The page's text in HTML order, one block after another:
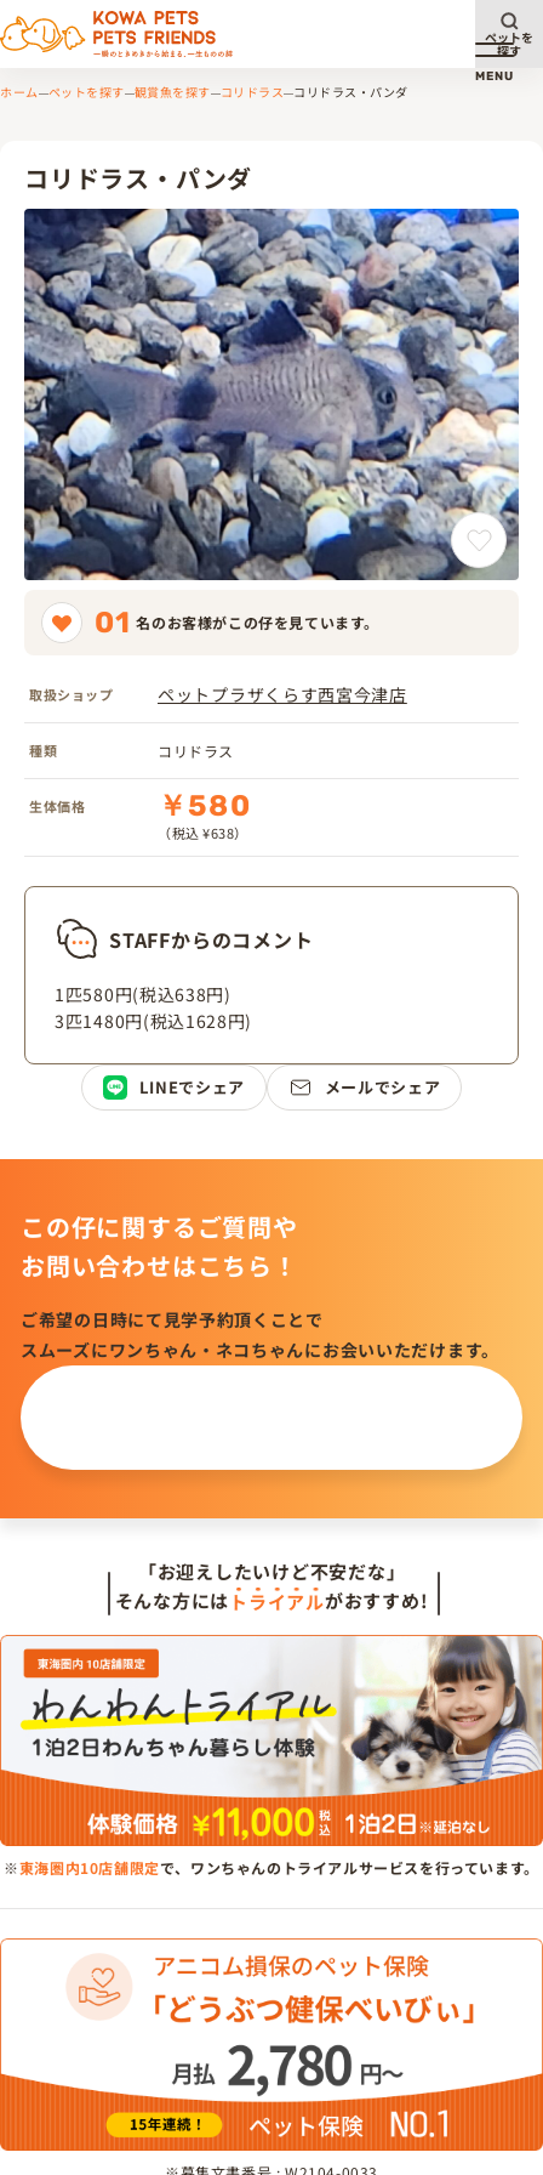
メニ
MENU
ペットを
探す
ホーム ペットを探す 観賞魚を探す コリドラス コリドラス・パンダ
コリドラス・パンダ
01 名のお客様がこの仔を見ています。
取扱ショップ ペットプラザくらす西宮今津店
種類 コリドラス
生体価格 ￥580
（税込 ¥638）
STAFFからのコメント
1匹580円(税込638円)
3匹1480円(税込1628円)
LINEでシェア メールでシェア
この仔に関するご質問や
お問い合わせはこちら！
ご希望の日時にて見学予約頂くことで
スムーズにワンちゃん・ネコちゃんにお会いいただけます。
「お迎えしたいけど不安だな」
そんな方には トライアルがおすすめ!
※東海圏内10店舗限定で、ワンちゃんのトライアルサービスを行っています。